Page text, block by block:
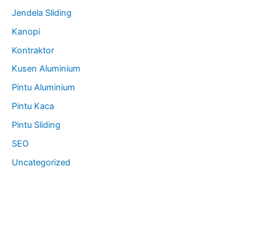
Jendela Sliding
Kanopi
Kontraktor
Kusen Aluminium
Pintu Aluminium
Pintu Kaca
Pintu Sliding
SEO
Uncategorized